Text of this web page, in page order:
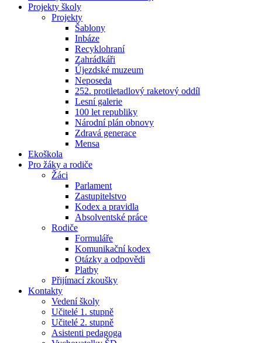
Projekty školy
Projekty
Šablony
Inbáze
Recyklohraní
Zahrádkáři
Újezdské muzeum
Neposeda
252. protiletadlový raketový oddíl
Lesní galerie
100 let republiky
Národní plán obnovy
Zdravá generace
Mensa
Ekoškola
Pro žáky a rodiče
Žáci
Parlament
Zastupitelstvo
Kodex a pravidla
Absolventské práce
Rodiče
Formuláře
Komunikační kodex
Otázky a odpovědi
Platby
Přijímací zkoušky
Kontakty
Vedení školy
Učitelé 1. stupně
Učitelé 2. stupně
Asistenti pedagoga